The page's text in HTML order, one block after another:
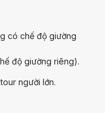
có chế độ giường
độ giường riêng).
người lớn.